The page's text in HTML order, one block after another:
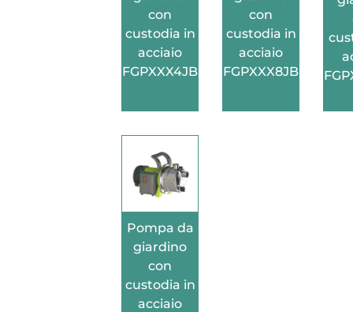
con
custodia in
acciaio
FGPXXX4JB
con
custodia in
acciaio
FGPXXX8JB
Pompa da
giardino
con
custodia in
acciaio